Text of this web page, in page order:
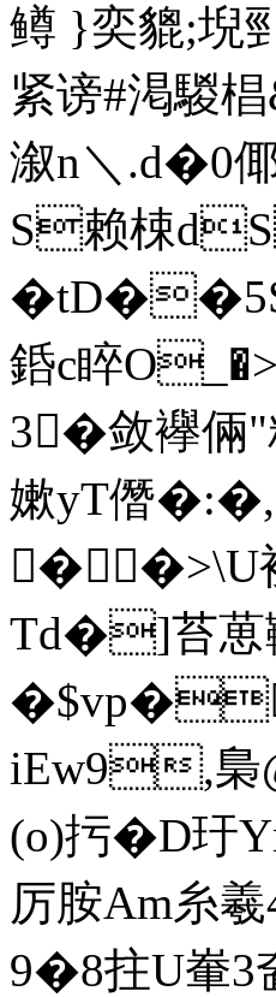
鳟 }奕貔;
紧谤#渇騣
溆n＼.d�0
S赖梀
銽c睟
3�敛襷倆
嫰yT僭
��>\U
Td�]苔葸
iEw9,梟
(o)扝�D玗
厉胺Am糸
9�8拄U輋3